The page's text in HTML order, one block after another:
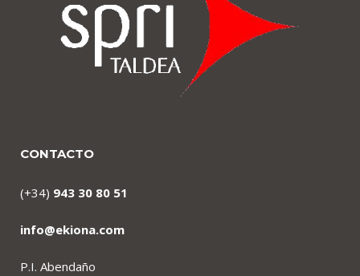
CONTACTO
(+34) 943 30 80 51
info@ekiona.com
P.I. Abendaño